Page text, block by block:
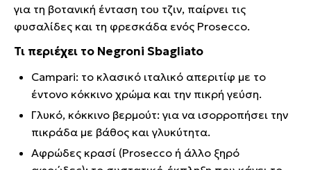
για τη βοτανική ένταση του τζιν, παίρνει τις
φυσαλίδες και τη φρεσκάδα ενός Prosecco.
Τι περιέχει το Negroni Sbagliato
Campari: το κλασικό ιταλικό απεριτίφ με το
έντονο κόκκινο χρώμα και την πικρή γεύση.
Γλυκό, κόκκινο βερμούτ: για να ισορροπήσει την
πικράδα με βάθος και γλυκύτητα.
Αφρώδες κρασί (Prosecco ή άλλο ξηρό